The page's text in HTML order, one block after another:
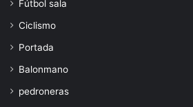
Fútbol sala
Ciclismo
Portada
Balonmano
pedroneras